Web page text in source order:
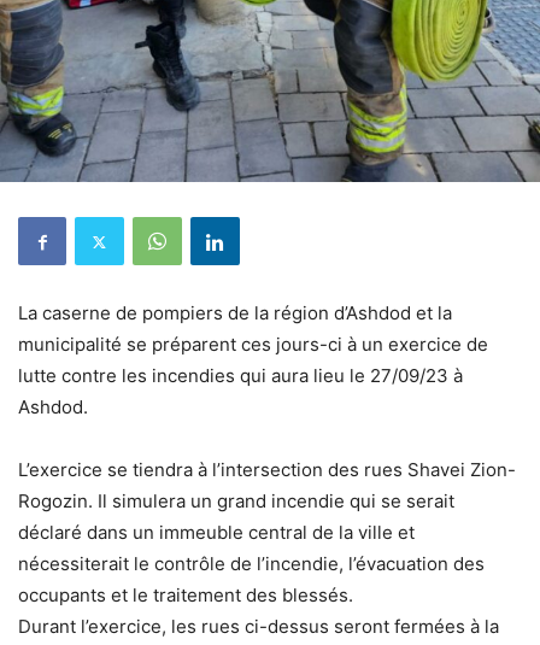
La caserne de pompiers de la région d’Ashdod et la
municipalité se préparent ces jours-ci à un exercice de
lutte contre les incendies qui aura lieu le 27/09/23 à
Ashdod.
L’exercice se tiendra à l’intersection des rues Shavei Zion-
Rogozin. Il simulera un grand incendie qui se serait
déclaré dans un immeuble central de la ville et
nécessiterait le contrôle de l’incendie, l’évacuation des
occupants et le traitement des blessés.
Durant l’exercice, les rues ci-dessus seront fermées à la